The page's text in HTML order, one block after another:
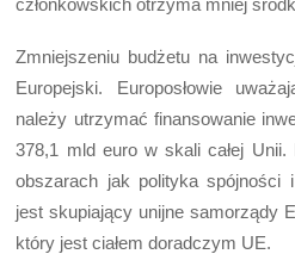
Zmniejszeniu budżetu na
Europejski. Europosłowie
należy utrzymać finansowanie
378,1 mld euro w skali całej
obszarach jak polityka spójności
jest skupiający unijne samorządy
który jest ciałem doradczym UE.